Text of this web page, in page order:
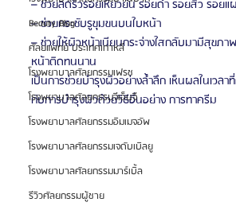
Beauty Blog
ศัลยแพทย์ ประเทศเกาหลี
โรงพยาบาลศัลยกรรมเฟรช
โรงพยาบาลศัลยกรรมจีเอ็นจี
โรงพยาบาลศัลยกรรมอิมเมจอัพ
โรงพยาบาลศัลยกรรมเจดับเบิลยู
โรงพยาบาลศัลยกรรมมาร์เบิ้ล
รีวิวศัลยกรรมผู้ชาย
– ช่วยลดริ้วรอยเหี่ยวย่น รอยดำ รอยสิว รอย
– ช่วยกระชับรูขุมขนบนใบหน้า
– ช่วยให้ผิวหน้าเนียนกระจ่างใสกลับมามีสุขภ
หน้าติดทนนาน
เป็นการช่วยบำรุงผิวอย่างล้ำลึก เห็นผลในเวลา
กับการบำรุงผิวด้วยวิธีอื่นอย่าง การทาครีม